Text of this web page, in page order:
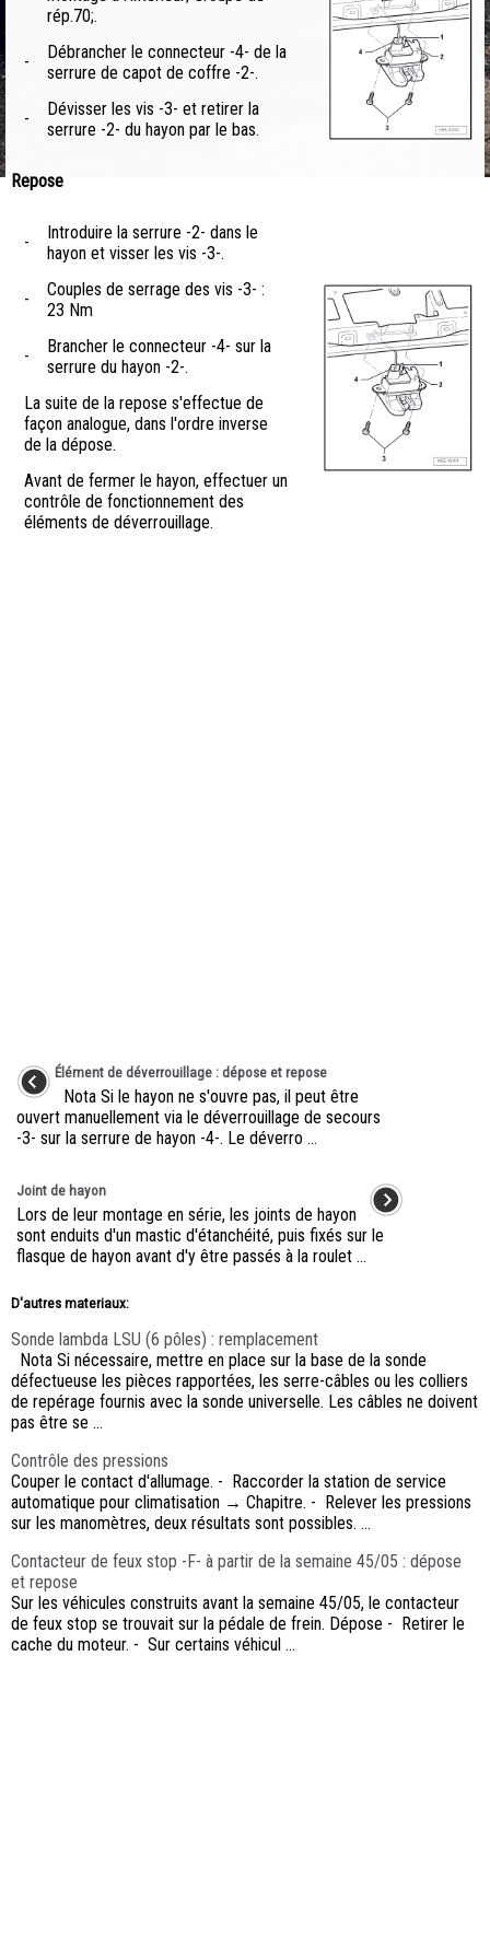
rép.70;.
-
Débrancher le connecteur -4- de la
serrure de capot de coffre -2-.
-
Dévisser les vis -3- et retirer la
serrure -2- du hayon par le bas.
Repose
-
Introduire la serrure -2- dans le
hayon et visser les vis -3-.
-
Couples de serrage des vis -3- :
23 Nm
-
Brancher le connecteur -4- sur la
serrure du hayon -2-.
La suite de la repose s'effectue de
façon analogue, dans l'ordre inverse
de la dépose.
Avant de fermer le hayon, effectuer un
contrôle de fonctionnement des
éléments de déverrouillage.
Élément de déverrouillage : dépose et repose
Nota Si le hayon ne s'ouvre pas, il peut être
ouvert manuellement via le déverrouillage de secours
-3- sur la serrure de hayon -4-. Le déverro ...
Joint de hayon
Lors de leur montage en série, les joints de hayon
sont enduits d'un mastic d'étanchéité, puis fixés sur le
flasque de hayon avant d'y être passés à la roulet ...
D'autres materiaux:
Sonde lambda LSU (6 pôles) : remplacement
Nota Si nécessaire, mettre en place sur la base de la sonde
défectueuse les pièces rapportées, les serre-câbles ou les colliers
de repérage fournis avec la sonde universelle. Les câbles ne doivent
pas être se ...
Contrôle des pressions
Couper le contact d'allumage. - Raccorder la station de service
automatique pour climatisation → Chapitre. - Relever les pressions
sur les manomètres, deux résultats sont possibles. ...
Contacteur de feux stop -F- à partir de la semaine 45/05 : dépose
et repose
Sur les véhicules construits avant la semaine 45/05, le contacteur
de feux stop se trouvait sur la pédale de frein. Dépose - Retirer le
cache du moteur. - Sur certains véhicul ...